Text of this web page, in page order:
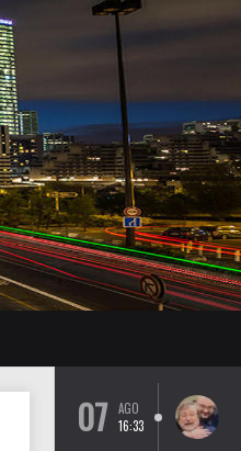
07
AGO
16:33